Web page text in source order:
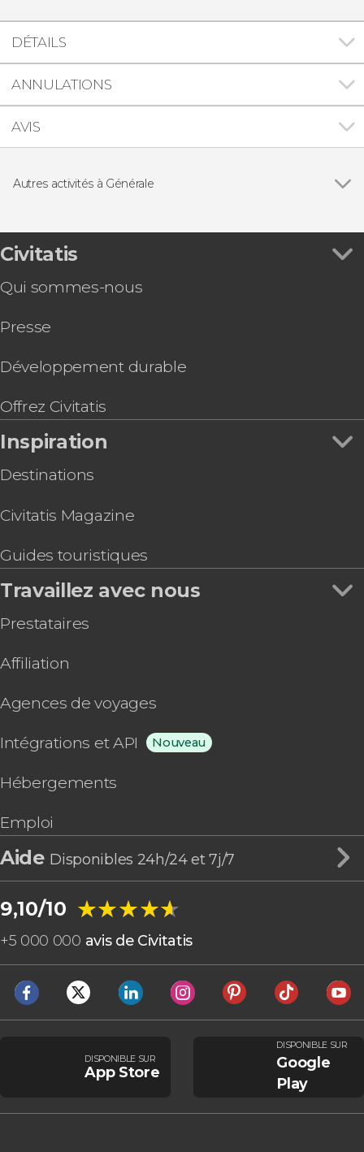
DÉTAILS
ANNULATIONS
AVIS
Autres activités à Générale
Carte eSIM Civitatis Italie
Carte eSIM Civitatis Espagne
Carte eSIM Civitatis Japon
Carte eSIM Civitatis France
Carte eSIM Civitatis Thaïlande
Civitatis
Qui sommes-nous
Presse
Développement durable
Offrez Civitatis
Inspiration
Destinations
Civitatis Magazine
Guides touristiques
Travaillez avec nous
Prestataires
Affiliation
Agences de voyages
Intégrations et API Nouveau
Hébergements
Emploi
Aide Disponibles 24h/24 et 7j/7
9,10/10 ★★★★★
★★★★★
+5 000 000 avis de Civitatis
DISPONIBLE SUR
App Store
DISPONIBLE SUR
Google
Play